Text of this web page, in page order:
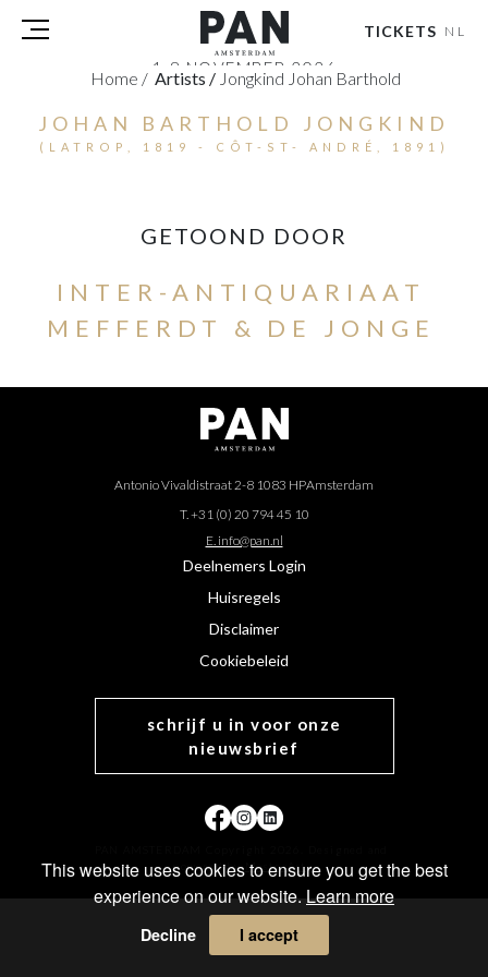
1-8 NOVEMBER 2026
TICKETS NL
BEZOEKERS
PAN PODIUM TALKS
OVER
PARTNERS
TICKETSNL|EN
Home / Artists / Jongkind Johan Barthold
JOHAN BARTHOLD JONGKIND
(LATROP, 1819 - CÔT-ST- ANDRÉ, 1891)
GETOOND DOOR
INTER-ANTIQUARIAAT
MEFFERDT & DE JONGE
Antonio Vivaldistraat 2-8 1083 HPAmsterdam
T. +31 (0) 20 794 45 10
E. info@pan.nl
Deelnemers Login
Huisregels
Disclaimer
Cookiebeleid
schrijf u in voor onze
nieuwsbrief
powered by
MasterArt.
This website uses cookies to ensure you get the best
experience on our website.Learn more
Decline I accept